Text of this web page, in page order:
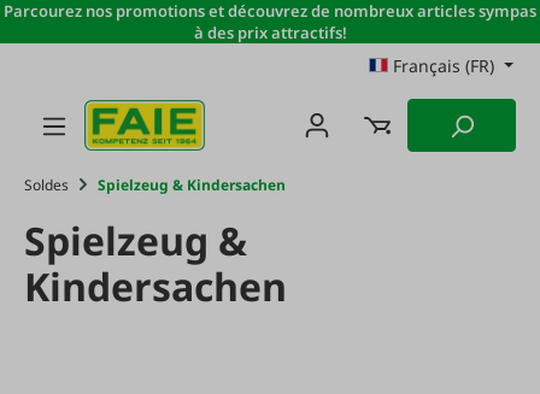
Passer au contenu principal
Parcourez nos promotions et découvrez de nombreux articles sympas
à des prix attractifs!
Français (FR)
Soldes Spielzeug & Kindersachen
Spielzeug &
Kindersachen